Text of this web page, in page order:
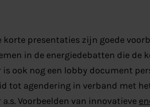
korte presentaties zijn goede
in de energiedebatten die de
is ook nog een lobby document
tot agendering in verband met
Voorbeelden van innovatieve